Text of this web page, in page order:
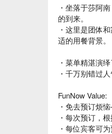
・坐落于莎阿
的到来。
・这里是团体
适的用餐背景。
・菜单精湛演
・千万别错过
FunNow Value:
・免去预订烦
・每次预订，
・每位宾客可